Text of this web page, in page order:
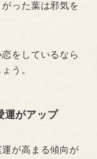
った葉は邪気を
をしているなら
う。
運がアップ
が高まる傾向が